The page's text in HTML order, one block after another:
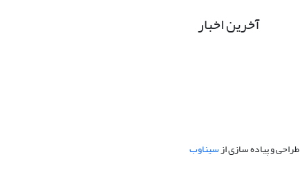
آخرین اخبار
طراحی و پیاده سازی ازسیناوب